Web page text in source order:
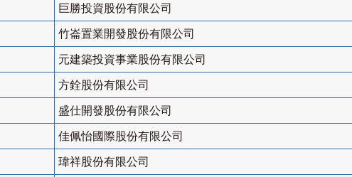
巨勝投資股份有限公司
竹崙置業開發股份有限公司
元建築投資事業股份有限公司
方銓股份有限公司
盛仕開發股份有限公司
佳佩怡國際股份有限公司
瑋祥股份有限公司